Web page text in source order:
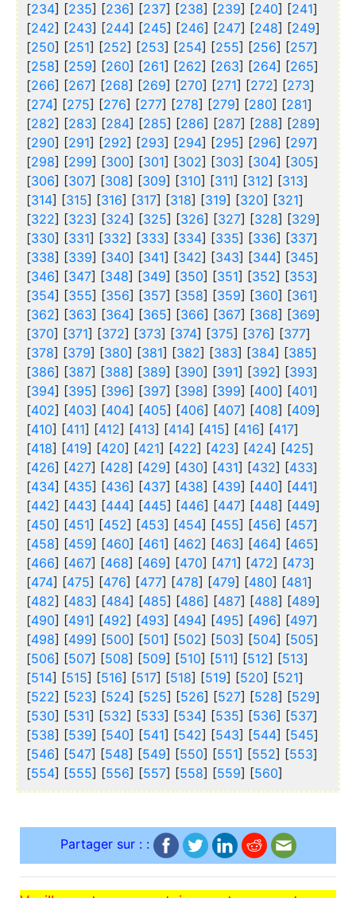
[234] [235] [236] [237] [238] [239] [240] [241]
[242] [243] [244] [245] [246] [247] [248] [249]
[250] [251] [252] [253] [254] [255] [256] [257]
[258] [259] [260] [261] [262] [263] [264] [265]
[266] [267] [268] [269] [270] [271] [272] [273]
[274] [275] [276] [277] [278] [279] [280] [281]
[282] [283] [284] [285] [286] [287] [288] [289]
[290] [291] [292] [293] [294] [295] [296] [297]
[298] [299] [300] [301] [302] [303] [304] [305]
[306] [307] [308] [309] [310] [311] [312] [313]
[314] [315] [316] [317] [318] [319] [320] [321]
[322] [323] [324] [325] [326] [327] [328] [329]
[330] [331] [332] [333] [334] [335] [336] [337]
[338] [339] [340] [341] [342] [343] [344] [345]
[346] [347] [348] [349] [350] [351] [352] [353]
[354] [355] [356] [357] [358] [359] [360] [361]
[362] [363] [364] [365] [366] [367] [368] [369]
[370] [371] [372] [373] [374] [375] [376] [377]
[378] [379] [380] [381] [382] [383] [384] [385]
[386] [387] [388] [389] [390] [391] [392] [393]
[394] [395] [396] [397] [398] [399] [400] [401]
[402] [403] [404] [405] [406] [407] [408] [409]
[410] [411] [412] [413] [414] [415] [416] [417]
[418] [419] [420] [421] [422] [423] [424] [425]
[426] [427] [428] [429] [430] [431] [432] [433]
[434] [435] [436] [437] [438] [439] [440] [441]
[442] [443] [444] [445] [446] [447] [448] [449]
[450] [451] [452] [453] [454] [455] [456] [457]
[458] [459] [460] [461] [462] [463] [464] [465]
[466] [467] [468] [469] [470] [471] [472] [473]
[474] [475] [476] [477] [478] [479] [480] [481]
[482] [483] [484] [485] [486] [487] [488] [489]
[490] [491] [492] [493] [494] [495] [496] [497]
[498] [499] [500] [501] [502] [503] [504] [505]
[506] [507] [508] [509] [510] [511] [512] [513]
[514] [515] [516] [517] [518] [519] [520] [521]
[522] [523] [524] [525] [526] [527] [528] [529]
[530] [531] [532] [533] [534] [535] [536] [537]
[538] [539] [540] [541] [542] [543] [544] [545]
[546] [547] [548] [549] [550] [551] [552] [553]
[554] [555] [556] [557] [558] [559] [560]
Partager sur : :